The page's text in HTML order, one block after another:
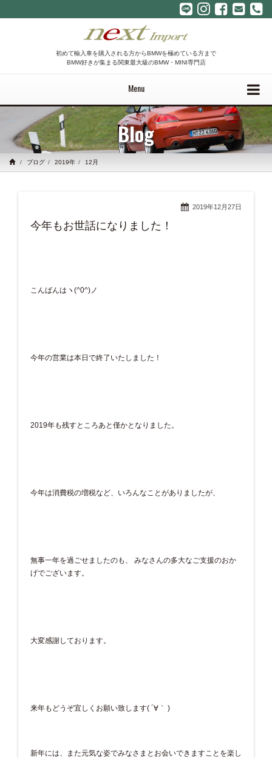
初めて輸入車を購入される方からBMWを極めている方まで
BMW好きが集まる関東最大級のBMW・MINI専門店
Menu
Blog
ブログ 2019年 12月
2019年12月27日
今年もお世話になりました！
こんばんはヽ(^0^)ノ
今年の営業は本日で終了いたしました！
2019年も残すところあと僅かとなりました。
今年は消費税の増税など、いろんなことがありましたが、
無事一年を過ごせましたのも、 みなさんの多大なご支援のおか
げでございます。
大変感謝しております。
来年もどうぞ宜しくお願い致します( ´∀｀ )
新年には、また元気な姿でみなさまとお会いできますことを楽し